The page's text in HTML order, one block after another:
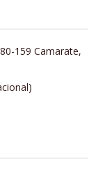
159 Camarate,